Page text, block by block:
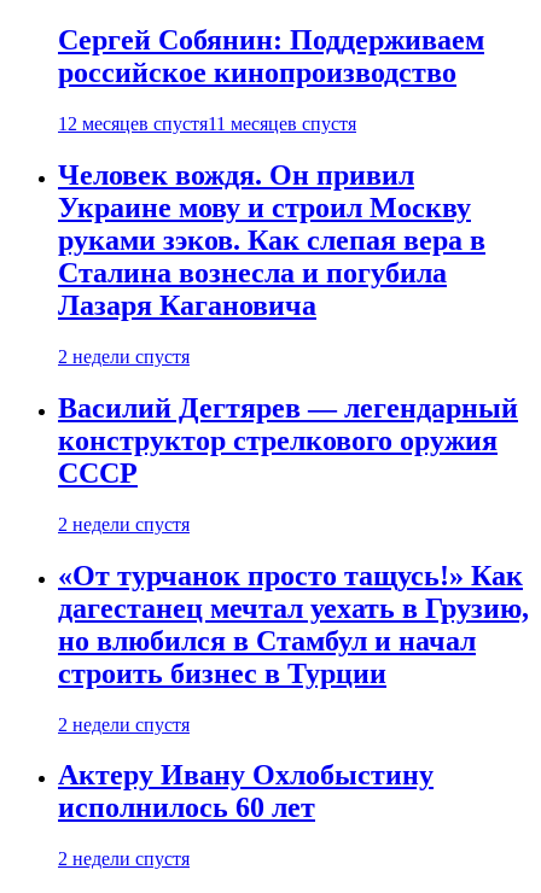
Сергей Собянин: Поддерживаем
российское кинопроизводство
12 месяцев спустя11 месяцев спустя
Человек вождя. Он привил
Украине мову и строил Москву
руками зэков. Как слепая вера в
Сталина вознесла и погубила
Лазаря Кагановича
2 недели спустя
Василий Дегтярев — легендарный
конструктор стрелкового оружия
СССР
2 недели спустя
«От турчанок просто тащусь!» Как
дагестанец мечтал уехать в Грузию,
но влюбился в Стамбул и начал
строить бизнес в Турции
2 недели спустя
Актеру Ивану Охлобыстину
исполнилось 60 лет
2 недели спустя